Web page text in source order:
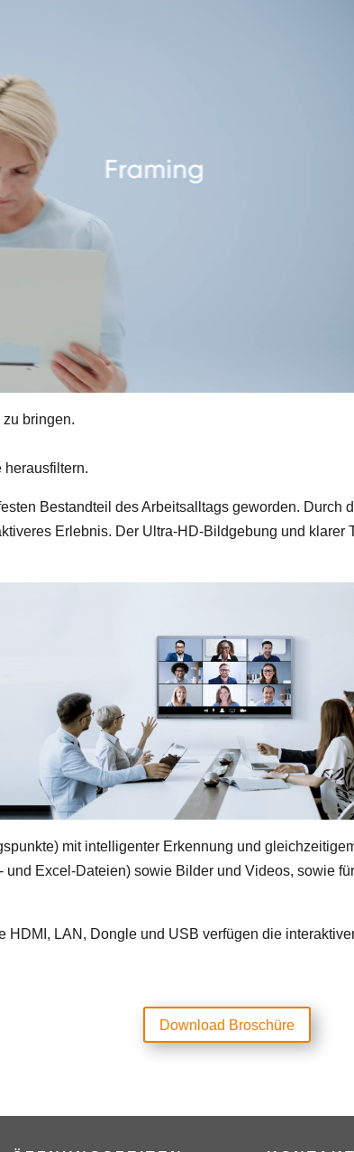
bringen.
herausfiltern.
Bestandteil des Arbeitsalltags geworden. Durch
Erlebnis. Der Ultra-HD-Bildgebung und klarer
mit intelligenter Erkennung und
Excel-Dateien) sowie Bilder und Videos, sowie
LAN, Dongle und USB verfügen die
Download Broschüre